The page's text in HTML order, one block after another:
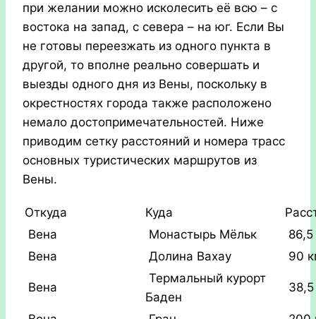
при желании можно исколесить её всю – с
востока на запад, с севера – на юг. Если Вы
не готовы переезжать из одного пункта в
другой, то вполне реально совершать и
выезды одного дня из Вены, поскольку в
окрестностях города также расположено
немало достопримечательностей. Ниже
приводим сетку расстояний и номера трасс
основных туристических маршрутов из
Вены.
Откуда Куда
Вена
Монастырь Мёльк
Вена
Долина Вахау 90
Вена
Термальный курорт
Баден